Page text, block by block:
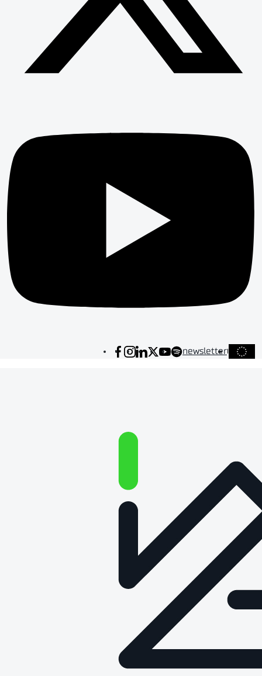
newsletter
O technologii na głos –
Odcinek 87: Jak inżynierowie
zmieniają medycynę?
Data publikacji: 19 sierpnia 2024